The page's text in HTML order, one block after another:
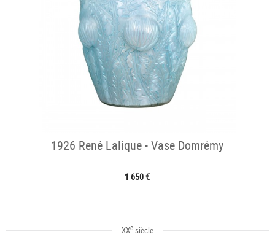
1926 René Lalique - Vase Domrémy
1 650 €
XXesiècle